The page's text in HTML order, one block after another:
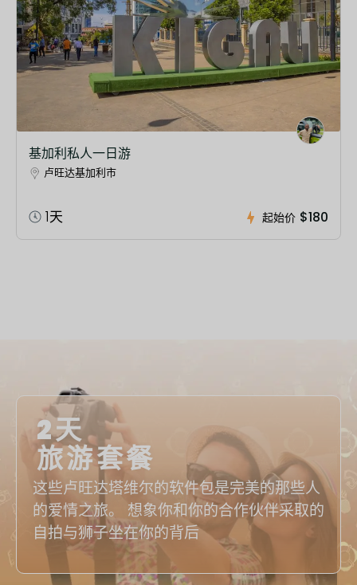
基加利私人一日游
卢旺达基加利市
1天 起始价 $180
2天
旅游套餐
这些卢旺达塔维尔的软件包是完美的那些人
的爱情之旅。 想象你和你的合作伙伴采取的
自拍与狮子坐在你的背后